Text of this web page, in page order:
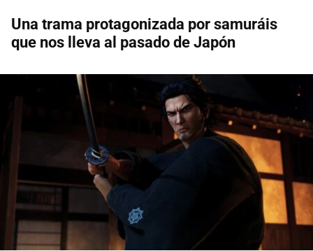
Una trama protagonizada por samuráis
que nos lleva al pasado de Japón